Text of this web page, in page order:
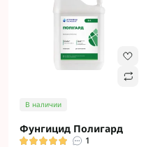
В наличии
Фунгицид Полигард
1